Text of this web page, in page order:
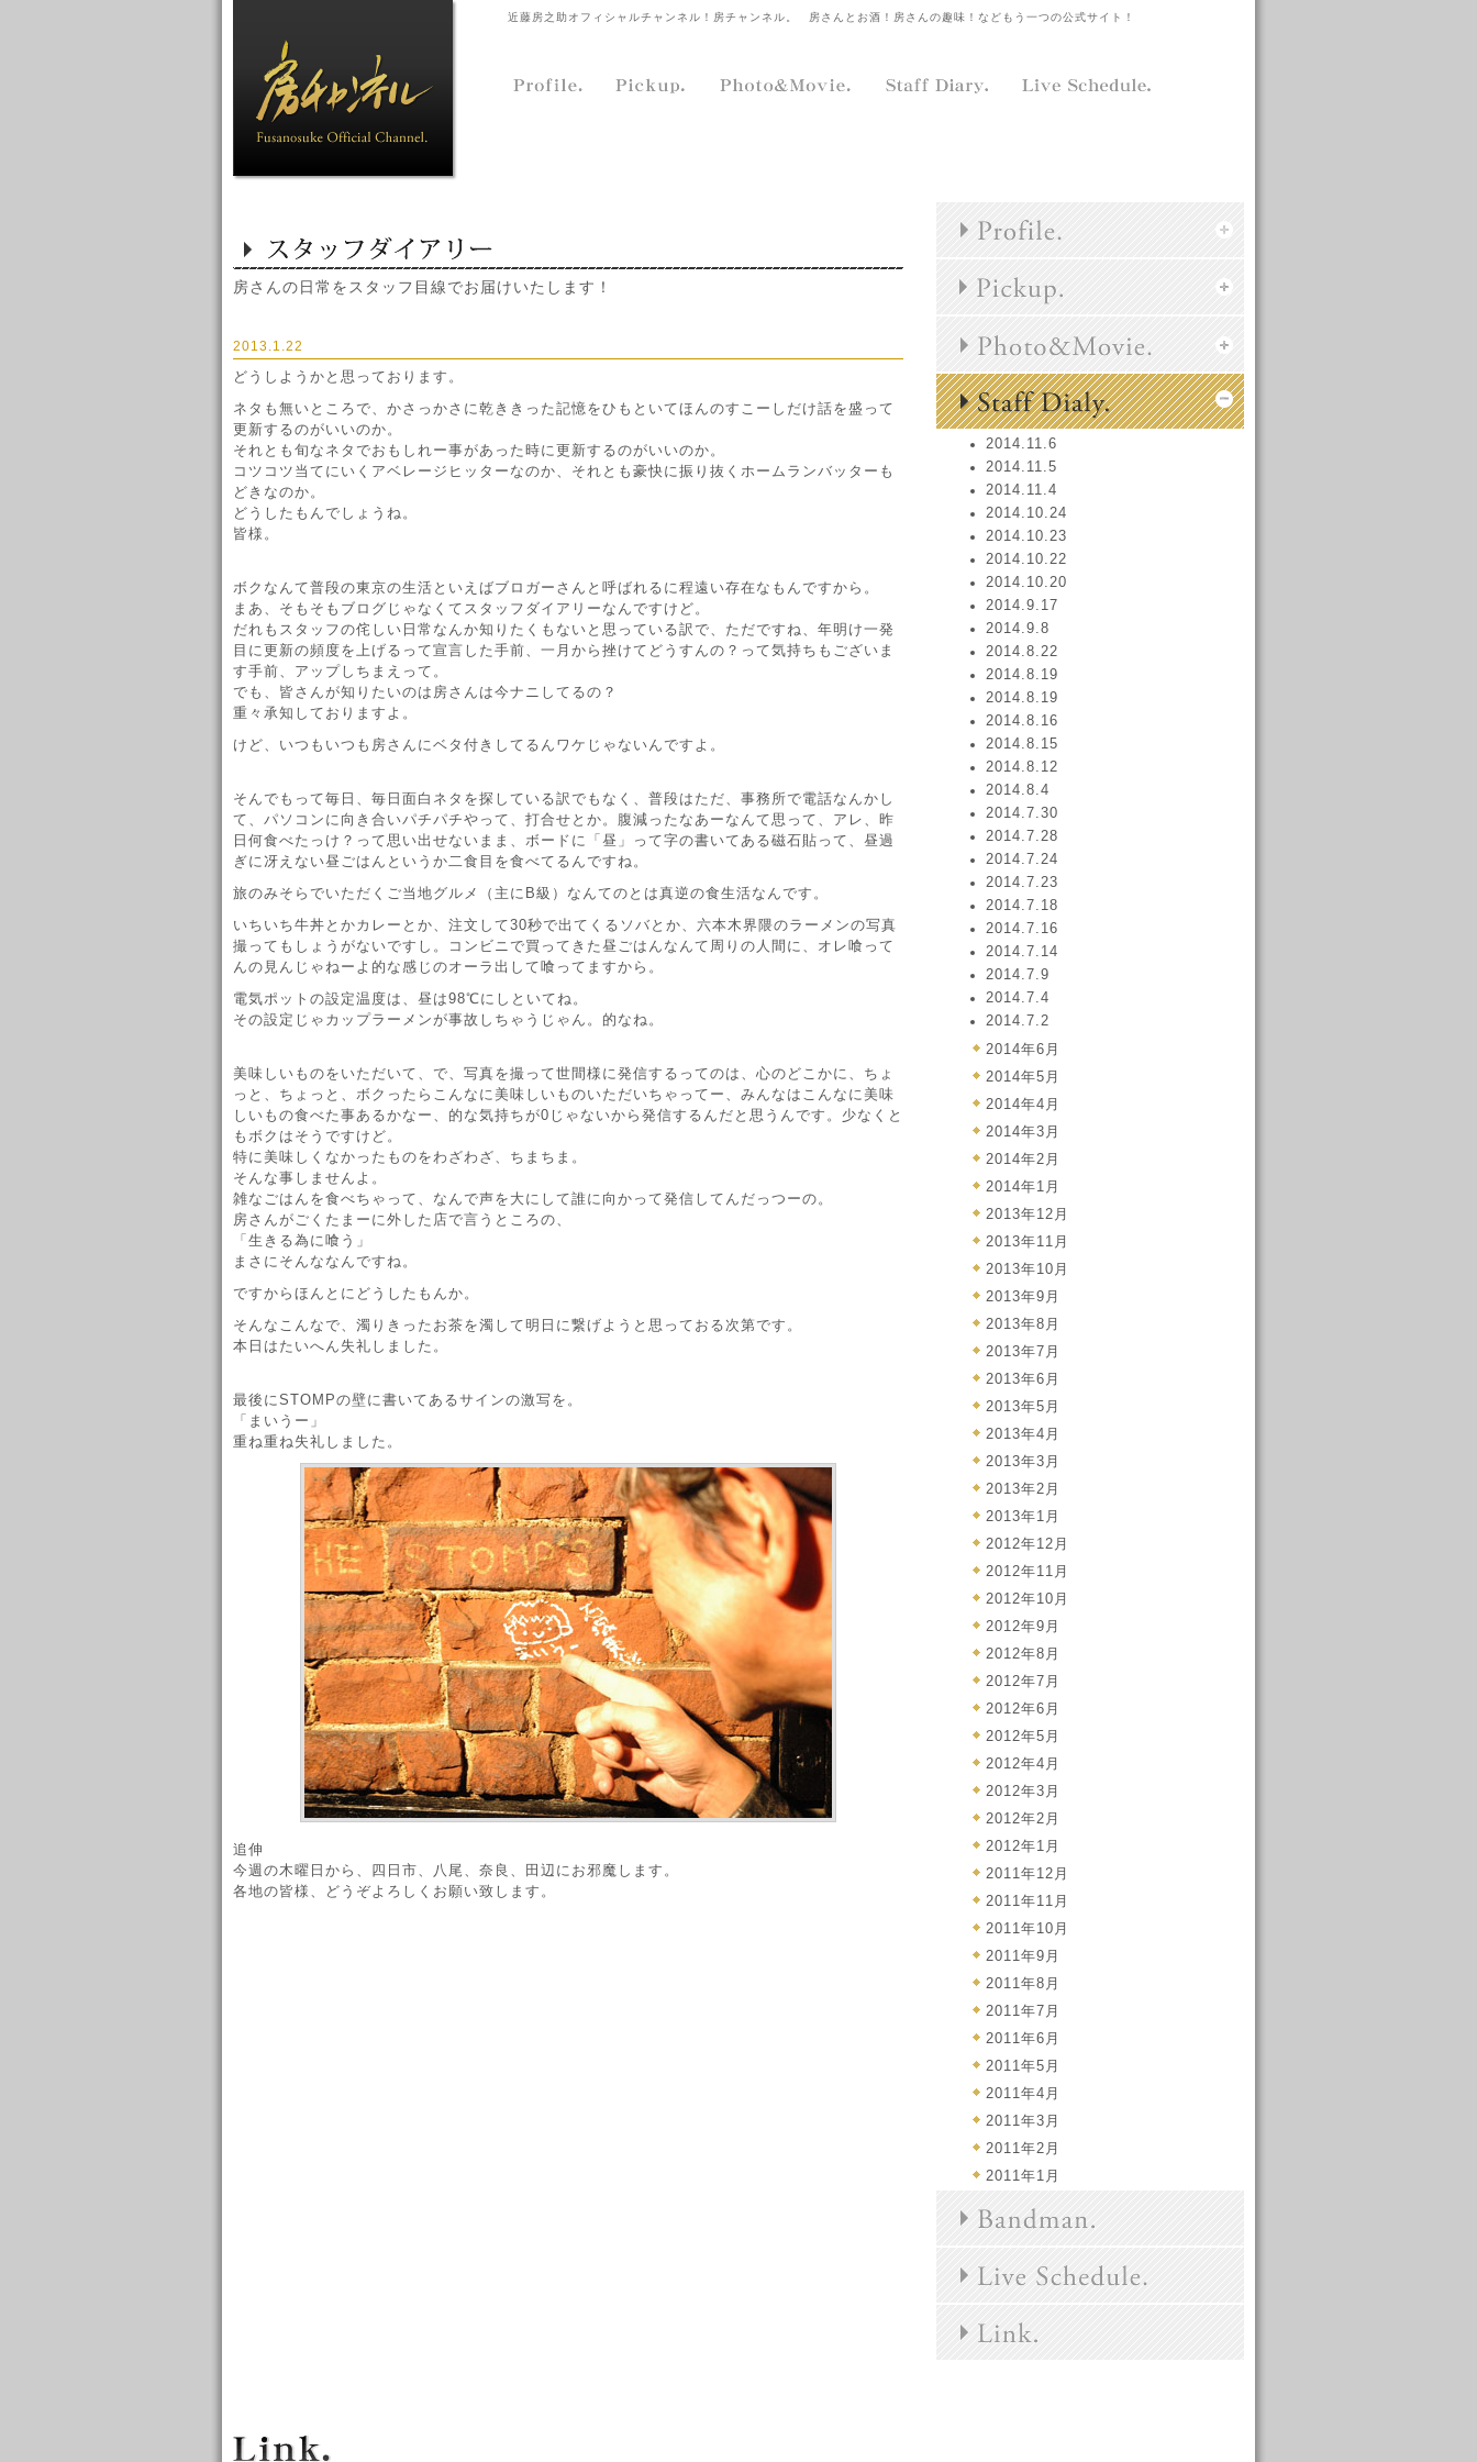
近藤房之助オフィシャルチャンネル！房チャンネル。 房さんとお酒！房さんの趣味！などもう一つの公式サイト！
房さんの日常をスタッフ目線でお届けいたします！
2013.1.22
どうしようかと思っております。
ネタも無いところで、かさっかさに乾ききった記憶をひもといてほんのすこーしだけ話を盛って
更新するのがいいのか。
それとも旬なネタでおもしれー事があった時に更新するのがいいのか。
コツコツ当てにいくアベレージヒッターなのか、それとも豪快に振り抜くホームランバッターも
どきなのか。
どうしたもんでしょうね。
皆様。
ボクなんて普段の東京の生活といえばブロガーさんと呼ばれるに程遠い存在なもんですから。
まあ、そもそもブログじゃなくてスタッフダイアリーなんですけど。
だれもスタッフの侘しい日常なんか知りたくもないと思っている訳で、ただですね、年明け一発
目に更新の頻度を上げるって宣言した手前、一月から挫けてどうすんの？って気持ちもございま
す手前、アップしちまえって。
でも、皆さんが知りたいのは房さんは今ナニしてるの？
重々承知しておりますよ。
けど、いつもいつも房さんにベタ付きしてるんワケじゃないんですよ。
そんでもって毎日、毎日面白ネタを探している訳でもなく、普段はただ、事務所で電話なんかし
て、パソコンに向き合いパチパチやって、打合せとか。腹減ったなあーなんて思って、アレ、昨
日何食べたっけ？って思い出せないまま、ボードに「昼」って字の書いてある磁石貼って、昼過
ぎに冴えない昼ごはんというか二食目を食べてるんですね。
旅のみそらでいただくご当地グルメ（主にB級）なんてのとは真逆の食生活なんです。
いちいち牛丼とかカレーとか、注文して30秒で出てくるソバとか、六本木界隈のラーメンの写真
撮ってもしょうがないですし。コンビニで買ってきた昼ごはんなんて周りの人間に、オレ喰って
んの見んじゃねーよ的な感じのオーラ出して喰ってますから。
電気ポットの設定温度は、昼は98℃にしといてね。
その設定じゃカップラーメンが事故しちゃうじゃん。的なね。
美味しいものをいただいて、で、写真を撮って世間様に発信するってのは、心のどこかに、ちょ
っと、ちょっと、ボクったらこんなに美味しいものいただいちゃってー、みんなはこんなに美味
しいもの食べた事あるかなー、的な気持ちが0じゃないから発信するんだと思うんです。少なくと
もボクはそうですけど。
特に美味しくなかったものをわざわざ、ちまちま。
そんな事しませんよ。
雑なごはんを食べちゃって、なんで声を大にして誰に向かって発信してんだっつーの。
房さんがごくたまーに外した店で言うところの、
「生きる為に喰う」
まさにそんななんですね。
ですからほんとにどうしたもんか。
そんなこんなで、濁りきったお茶を濁して明日に繋げようと思っておる次第です。
本日はたいへん失礼しました。
最後にSTOMPの壁に書いてあるサインの激写を。
「まいうー」
重ね重ね失礼しました。
追伸
今週の木曜日から、四日市、八尾、奈良、田辺にお邪魔します。
各地の皆様、どうぞよろしくお願い致します。
2014.11.6
2014.11.5
2014.11.4
2014.10.24
2014.10.23
2014.10.22
2014.10.20
2014.9.17
2014.9.8
2014.8.22
2014.8.19
2014.8.19
2014.8.16
2014.8.15
2014.8.12
2014.8.4
2014.7.30
2014.7.28
2014.7.24
2014.7.23
2014.7.18
2014.7.16
2014.7.14
2014.7.9
2014.7.4
2014.7.2
2014年6月
2014年5月
2014年4月
2014年3月
2014年2月
2014年1月
2013年12月
2013年11月
2013年10月
2013年9月
2013年8月
2013年7月
2013年6月
2013年5月
2013年4月
2013年3月
2013年2月
2013年1月
2012年12月
2012年11月
2012年10月
2012年9月
2012年8月
2012年7月
2012年6月
2012年5月
2012年4月
2012年3月
2012年2月
2012年1月
2011年12月
2011年11月
2011年10月
2011年9月
2011年8月
2011年7月
2011年6月
2011年5月
2011年4月
2011年3月
2011年2月
2011年1月